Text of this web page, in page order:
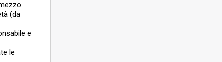
(da
e
le